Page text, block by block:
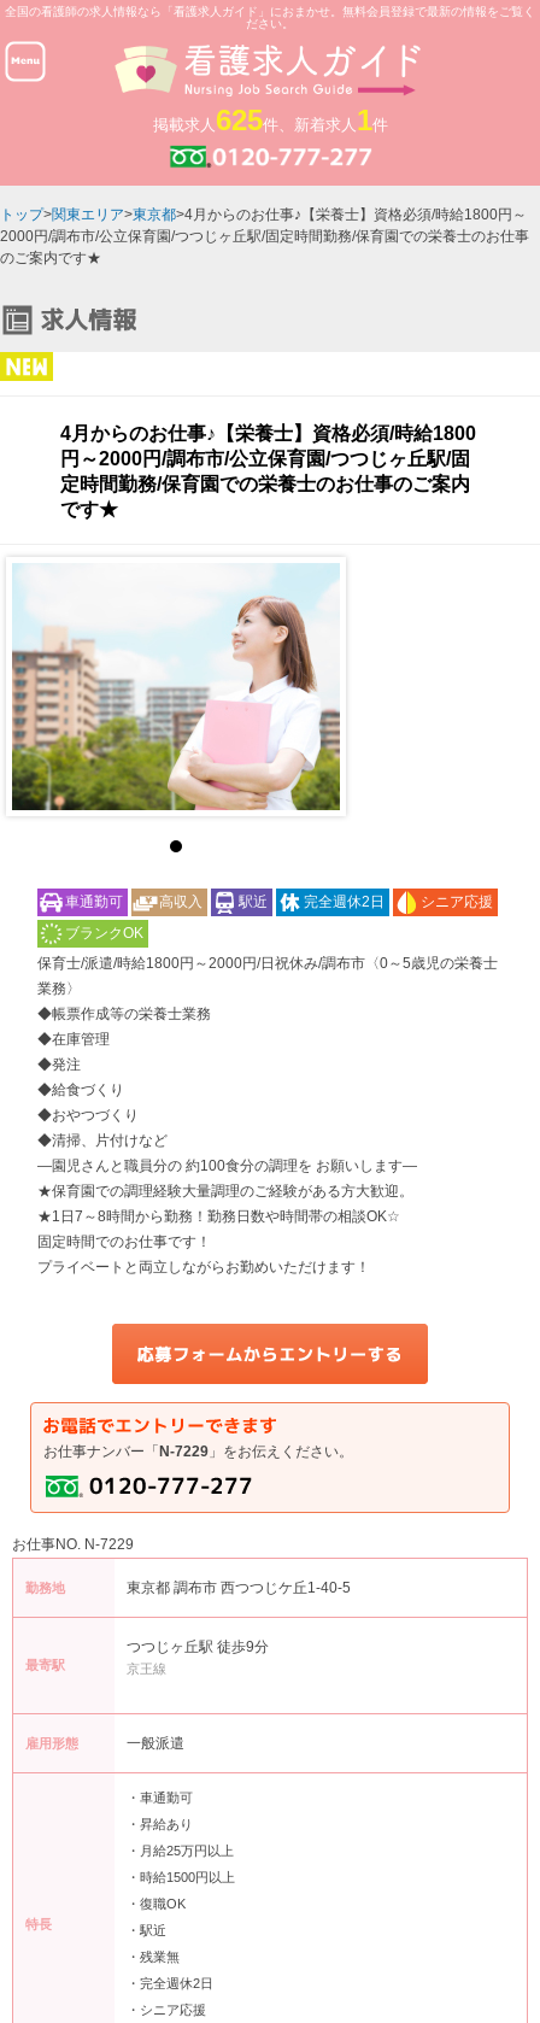
全国の看護師の求人情報なら「看護求人ガイド」におまかせ。無料会員登録で最新の情報をご覧く
ださい。
掲載求人 625件、新着求人 1件
トップ>関東エリア>東京都>4月からのお仕事♪【栄養士】資格必須/時給1800円～
2000円/調布市/公立保育園/つつじヶ丘駅/固定時間勤務/保育園での栄養士のお仕事
のご案内です★
4月からのお仕事♪【栄養士】資格必須/時給1800
円～2000円/調布市/公立保育園/つつじヶ丘駅/固
定時間勤務/保育園での栄養士のお仕事のご案内
です★
車通勤可 高収入 駅近 完全週休2日
シニア応援
ブランクOK
保育士/派遣/時給1800円～2000円/日祝休み/調布市〈0～5歳児の栄養士
業務〉
◆帳票作成等の栄養士業務
◆在庫管理
◆発注
◆給食づくり
◆おやつづくり
◆清掃、片付けなど
―園児さんと職員分の 約100食分の調理を お願いします―
★保育園での調理経験大量調理のご経験がある方大歓迎。
★1日7～8時間から勤務！勤務日数や時間帯の相談OK☆
固定時間でのお仕事です！
プライベートと両立しながらお勤めいただけます！
お仕事ナンバー「 N-7229 」をお伝えください。
お仕事NO. N-7229
勤務地 東京都 調布市 西つつじケ丘1-40-5
最寄駅
つつじヶ丘駅 徒歩9分
京王線
雇用形態 一般派遣
特長
・車通勤可
・昇給あり
・月給25万円以上
・時給1500円以上
・復職OK
・駅近
・残業無
・完全週休2日
・シニア応援